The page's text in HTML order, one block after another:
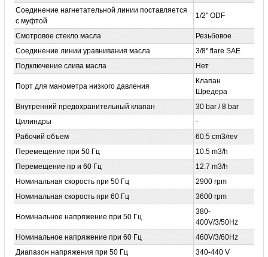
Соединение нагнетательной линии поставляется
с муфтой
1/2" ODF
Смотровое стекло масла
Резьбовое
Соединение линии уравнивания масла
3/8'' flare SAE
Подключение слива масла
Нет
Порт для манометра низкого давления
Клапан
Шредера
Внутренний предохранительный клапан
30 bar / 8 bar
Цилиндры
-
Рабочий объем
60.5 cm3/rev
Перемещение при 50 Гц
10.5 m3/h
Перемещение пр и 60 Гц
12.7 m3/h
Номинальная скорость при 50 Гц
2900 rpm
Номинальная скорость при 60 Гц
3600 rpm
Номинальное напряжение при 50 Гц
380-
400V/3/50Hz
Номинальное напряжение при 60 Гц
460V/3/60Hz
Диапазон напряжения при 50 Гц
340-440 V